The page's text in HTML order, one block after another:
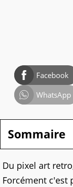
Facebook
WhatsApp
Sommaire
Du pixel art
Forcément c'est